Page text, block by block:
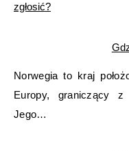
zgłosić?
Norwegia to kraj
Europy, graniczący
Jego…